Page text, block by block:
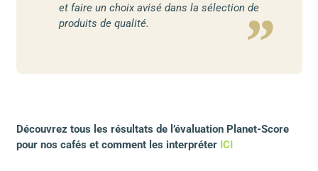
et faire un choix avisé dans la sélection de
produits de qualité.
Découvrez tous les résultats de l’évaluation Planet-Score
pour nos cafés et comment les interpréter ICI